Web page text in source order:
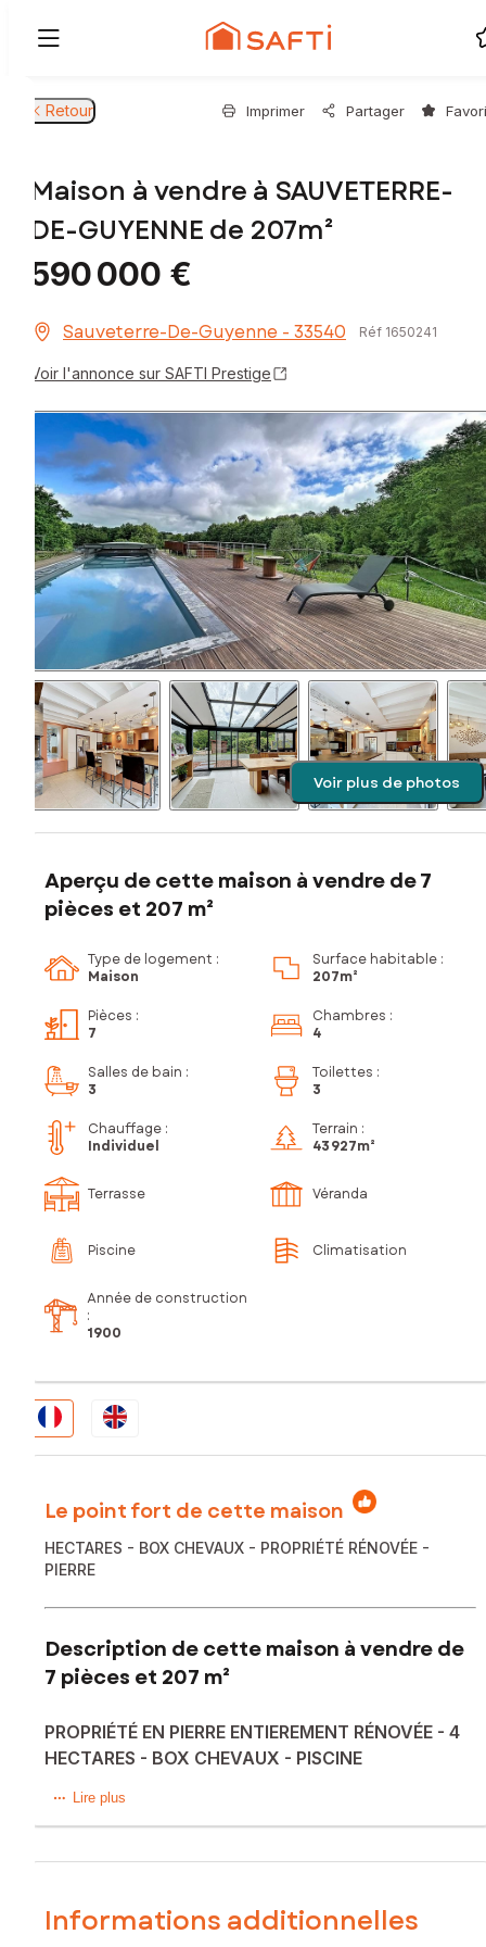
Retour Imprimer Partager
Maison à vendre à SAUVETERRE-
DE-GUYENNE de 207m²
590 000 €
Sauveterre-De-Guyenne - 33540 Réf 1650241
Voir l'annonce sur SAFTI Prestige
Voir plus de photos
Aperçu de cette maison à vendre de 7
pièces et 207 m²
Type de logement :
Maison
Surface habitable :
207m²
Pièces :
7
Chambres :
4
Salles de bain :
3
Toilettes :
3
Chauffage :
Individuel
Terrain :
43 927m²
Terrasse Véranda
Piscine Climatisation
Année de construction
:
1900
Le point fort de cette maison
HECTARES - BOX CHEVAUX - PROPRIÉTÉ RÉNOVÉE -
PIERRE
Description de cette maison à vendre de
7 pièces et 207 m²
PROPRIÉTÉ EN PIERRE ENTIEREMENT RÉNOVÉE - 4
HECTARES - BOX CHEVAUX - PISCINE
Cette superbe propriété, ancien corps de ferme
Implantée sur un terrain de 4,4 hectares, la maison a
de qualité, offrant un excellent confort de vie et une
performance énergétique optimisée (pompe à chaleur,
Lire plus
Informations additionnelles